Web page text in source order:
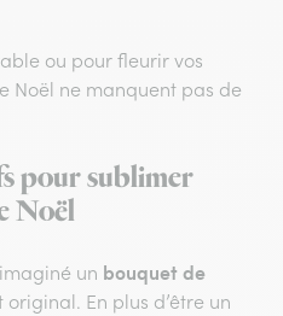
ou pour fleurir vos
Noël ne manquent pas de
pour sublimer
Noël
un bouquet de
En plus d’être un